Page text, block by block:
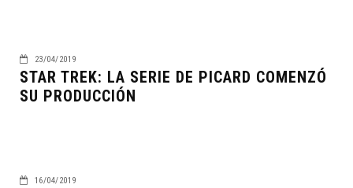
23/04/2019
STAR TREK: LA SERIE DE PICARD COMENZÓ
SU PRODUCCIÓN
16/04/2019